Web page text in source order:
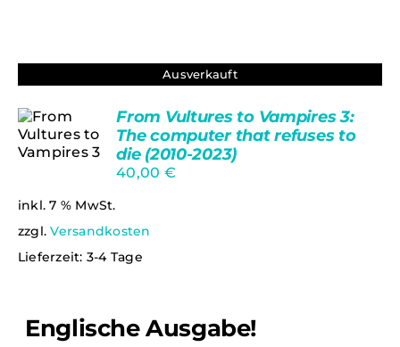
Ausverkauft
5
Gesamtbewertungen
From Vultures to Vampires 3:
The computer that refuses to
die (2010-2023)
40,00 €
inkl. 7 % MwSt.
zzgl.Versandkosten
Lieferzeit: 3-4 Tage
Englische Ausgabe!